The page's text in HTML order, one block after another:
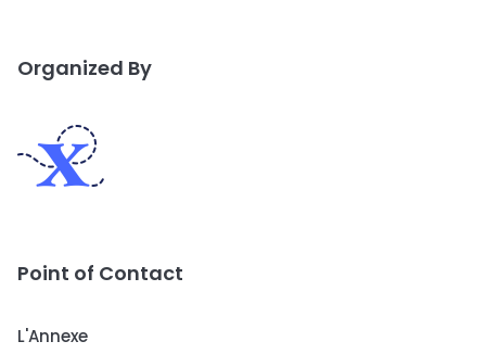
Organized By
Point of Contact
L'Annexe